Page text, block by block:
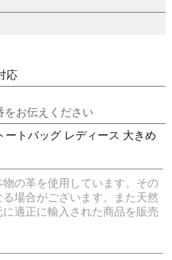
応
をお伝えください
トバッグ レディース 大きめ
の革を使用しています。その
場合がございます。また天然
適正に輸入された商品を販売